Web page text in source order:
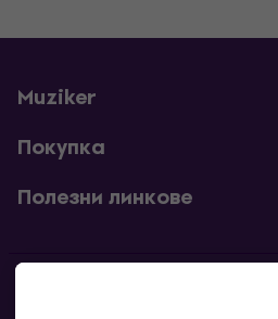
Muziker
Покупка
Полезни линкове